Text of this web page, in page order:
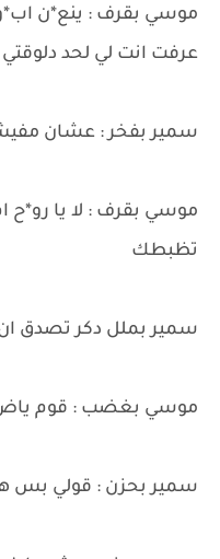
موسي بقرف : ينع*ن
عرفت انت لي لحد
سمير بفخر : عشان
موسي بقرف : لا يا
تظبطك
سمير بملل دكر تصدق
موسي بغضب : قوم
سمير بحزن : قولي بس